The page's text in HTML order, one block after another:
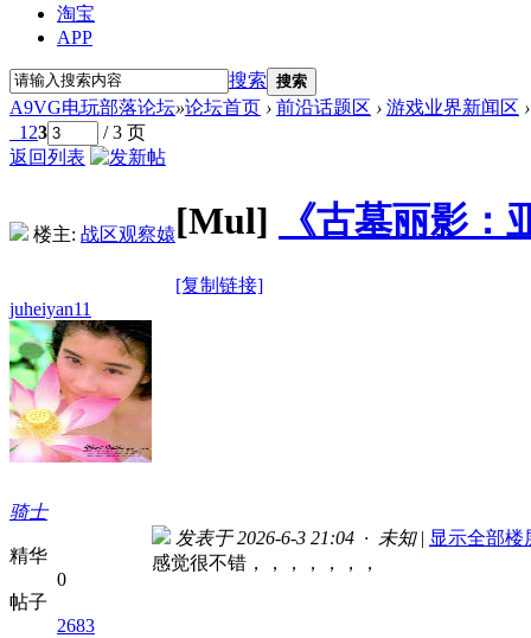
淘宝
APP
搜索 搜索
A9VG电玩部落论坛»论坛首页 › 前沿话题区 › 游戏业界新闻区 ›
1 23
/ 3 页
返回列表
楼主: 战区观察媴[Mul] 《古墓丽影：
[复制链接]
juheiyan11
骑士
精华
0
帖子
2683
发表于 2026-6-3 21:04 · 未知 | 显示全部楼
感觉很不错，，，，，，，